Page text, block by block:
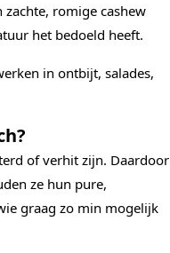
romige cashew
het bedoeld heeft.
in ontbijt, salades,
of verhit zijn. Daardoor
ze hun pure,
graag zo min mogelijk